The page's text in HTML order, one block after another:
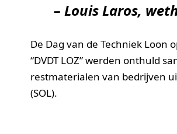
– Louis Laros,
De Dag van de Techniek Loon
“DVDT LOZ” werden onthuld
restmaterialen van bedrijven
(SOL).